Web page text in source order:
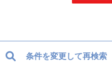
条件を変更して再検索